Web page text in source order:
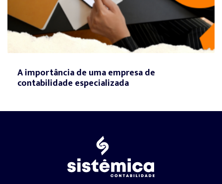
A importância de uma empresa de
contabilidade especializada